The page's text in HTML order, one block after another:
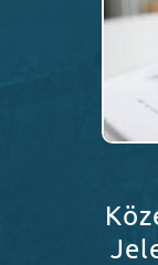
Munkatársaink
Kollégium